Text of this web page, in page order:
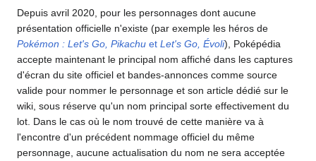
Depuis avril 2020, pour les personnages dont aucune
présentation officielle n'existe (par exemple les héros de
Pokémon : Let's Go, Pikachu et Let's Go, Évoli), Poképédia
accepte maintenant le principal nom affiché dans les captures
d'écran du site officiel et bandes-annonces comme source
valide pour nommer le personnage et son article dédié sur le
wiki, sous réserve qu'un nom principal sorte effectivement du
lot. Dans le cas où le nom trouvé de cette manière va à
l'encontre d'un précédent nommage officiel du même
personnage, aucune actualisation du nom ne sera acceptée